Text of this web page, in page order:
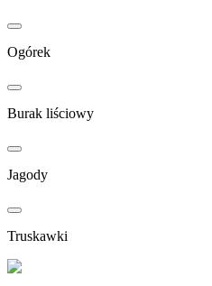
Ogórek
Burak liściowy
Jagody
Truskawki